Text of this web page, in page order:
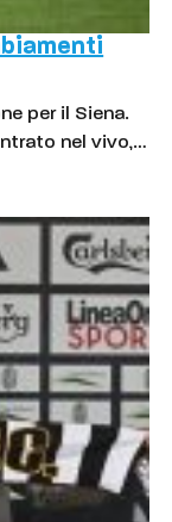
per il Siena.
nel vivo,…